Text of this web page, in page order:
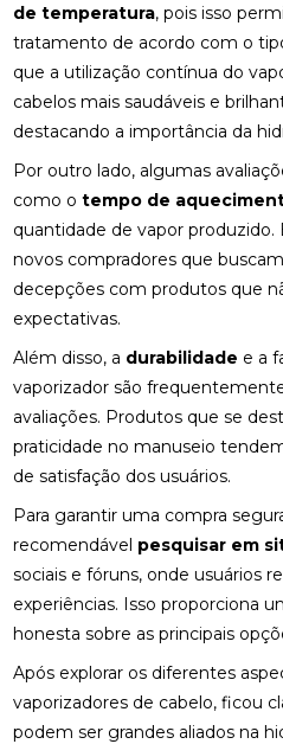
de temperatura, pois isso
tratamento de acordo com o
que a utilização contínua do
cabelos mais saudáveis e
destacando a importância da
Por outro lado, algumas
como otempo de
quantidade de vapor produzido.
novos compradores que
decepções com produtos que
expectativas.
Além disso, a durabilidade e a
vaporizador são
avaliações. Produtos que se
praticidade no manuseio
de satisfação dos usuários.
Para garantir uma compra
recomendável pesquisar em
sociais e fóruns, onde usuários
experiências. Isso proporciona
honesta sobre as principais
Após explorar os diferentes
vaporizadores de cabelo, ficou
podem ser grandes aliados na